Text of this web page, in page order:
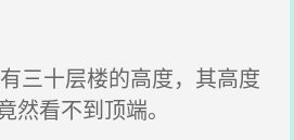
三十层楼的高度，其高度
然看不到顶端。